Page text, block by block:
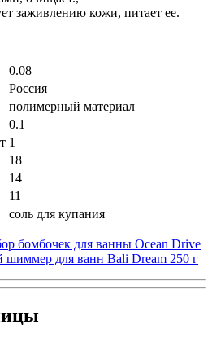
заживлению кожи, питает ее.
0.08
Россия
полимерный материал
0.1
1
18
14
11
соль для купания
бомбочек для ванны Ocean Drive
для ванн Bali Dream 250 г